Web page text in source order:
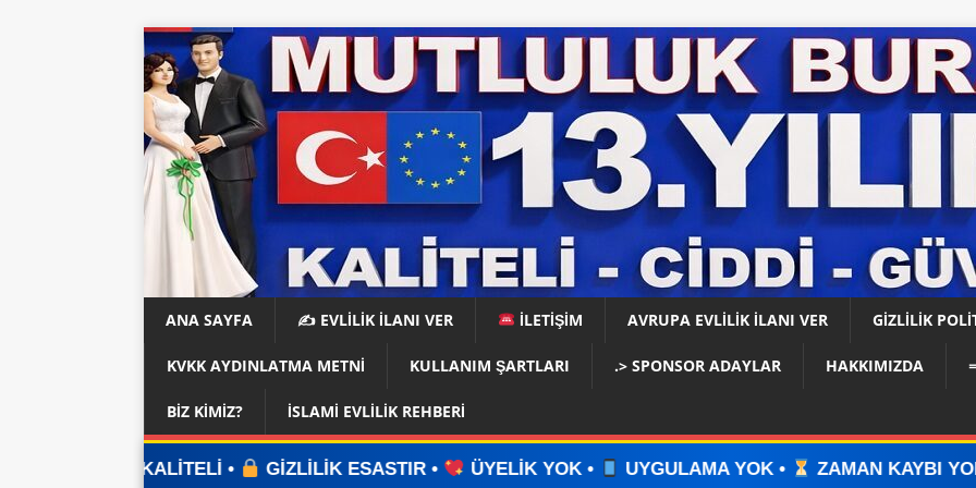
ANA SAYFA ✍️ EVLİLİK İLANI VER İLETİŞİM AVRUPA EVLİLİK İLANI VER GIZLILIK
KVKK AYDINLATMA METNI KULLANIM ŞARTLARI .> SPONSOR ADAYLAR HAKKIMIZDA
BIZ KIMIZ? İSLAMI EVLILIK REHBERI
GİZLİLİK ESASTIR • ÜYELİK YOK • UYGULAMA YOK • ZAMAN KAYBI YOK • İLAN VERİN